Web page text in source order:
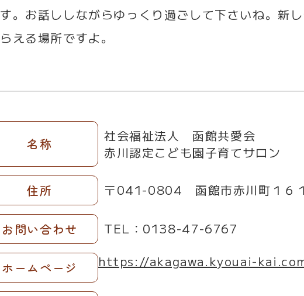
す。お話ししながらゆっくり過ごして下さいね。新
らえる場所ですよ。
名称
社会福祉法人 函館共愛会
赤川認定こども園子育てサロン
住所 〒041-0804 函館市赤川町１６１
お問い合わせ TEL：0138-47-6767
ホームページ https://akagawa.kyouai-